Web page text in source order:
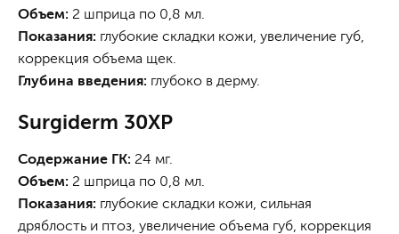
Объем: 2 шприца по 0,8 мл.
Показания: глубокие складки кожи, увеличение губ,
коррекция объема щек.
Глубина введения: глубоко в дерму.
Surgiderm 30XP
Содержание ГК: 24 мг.
Объем: 2 шприца по 0,8 мл.
Показания: глубокие складки кожи, сильная
дряблость и птоз, увеличение объема губ, коррекция